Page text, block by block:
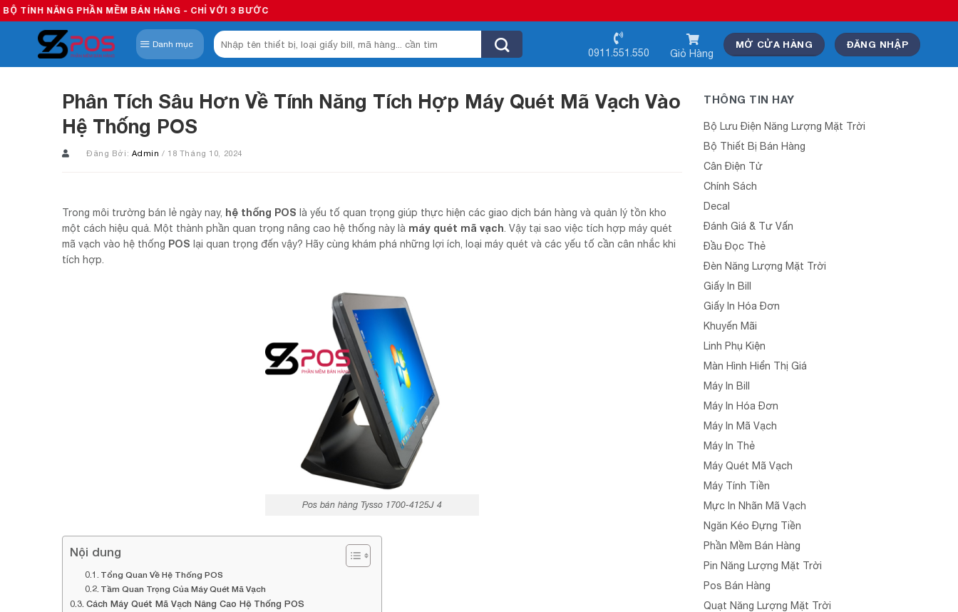
Skip
to
content
PHẦN MỀM BÁN HÀNG - CHỈ VỚI 3 BƯỚC
Danh mục
Tìm
kiếm:
0911.551.550 Giỏ Hàng
MỞ CỬA HÀNG ĐĂNG NHẬP
Phân Tích Sâu Hơn Về Tính Năng Tích Hợp Máy Quét Mã Vạch Vào
Hệ Thống POS
Đăng Bởi: Admin / 18 Tháng 10, 2024
Trong môi trường bán lẻ ngày nay, hệ thống POS là yếu tố quan trọng giúp thực hiện các giao dịch bán hàng và quản lý tồn kho
một cách hiệu quả. Một thành phần quan trọng nâng cao hệ thống này là máy quét mã vạch . Vậy tại sao việc tích hợp máy quét
mã vạch vào hệ thống POS lại quan trọng đến vậy? Hãy cùng khám phá những lợi ích, loại máy quét và các yếu tố cần cân nhắc khi
tích hợp.
Pos bán hàng Tysso 1700-4125J 4
Nội dung
Tổng Quan Về Hệ Thống POS
Tầm Quan Trọng Của Máy Quét Mã Vạch
Cách Máy Quét Mã Vạch Nâng Cao Hệ Thống POS
THÔNG TIN HAY
Bộ Lưu Điện Năng Lượng Mặt Trời
Bộ Thiết Bị Bán Hàng
Cân Điện Tử
Chính Sách
Decal
Đánh Giá & Tư Vấn
Đầu Đọc Thẻ
Đèn Năng Lượng Mặt Trời
Giấy In Bill
Giấy In Hóa Đơn
Khuyến Mãi
Linh Phụ Kiện
Màn Hình Hiển Thị Giá
Máy In Bill
Máy In Hóa Đơn
Máy In Mã Vạch
Máy In Thẻ
Máy Quét Mã Vạch
Máy Tính Tiền
Mực In Nhãn Mã Vạch
Ngăn Kéo Đựng Tiền
Phần Mềm Bán Hàng
Pin Năng Lượng Mặt Trời
Pos Bán Hàng
Quạt Năng Lượng Mặt Trời